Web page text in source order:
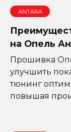
ANTARA
на Опель
Прошивка
улучшить
тюнинг
повышая